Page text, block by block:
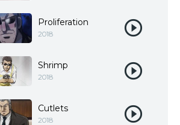
Proliferation
2018
Shrimp
2018
Cutlets
2018